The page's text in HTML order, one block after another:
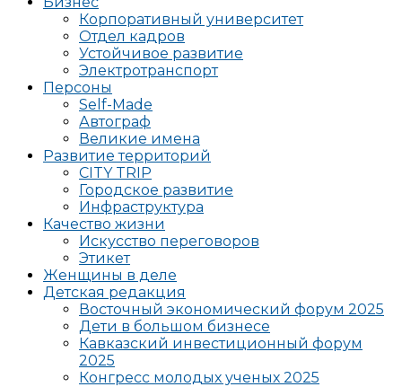
Корпоративный университет
Отдел кадров
Устойчивое развитие
Электротранспорт
Персоны
Self-Made
Автограф
Великие имена
Развитие территорий
CITY TRIP
Городское развитие
Инфраструктура
Качество жизни
Искусство переговоров
Этикет
Женщины в деле
Детская редакция
Восточный экономический форум 2025
Дети в большом бизнесе
Кавказский инвестиционный форум
2025
Конгресс молодых ученых 2025